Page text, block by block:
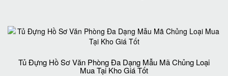
Tủ Đựng Hồ Sơ Văn Phòng Đa Dạng Mẫu Mã Chủng Loại
Mua Tại Kho Giá Tốt